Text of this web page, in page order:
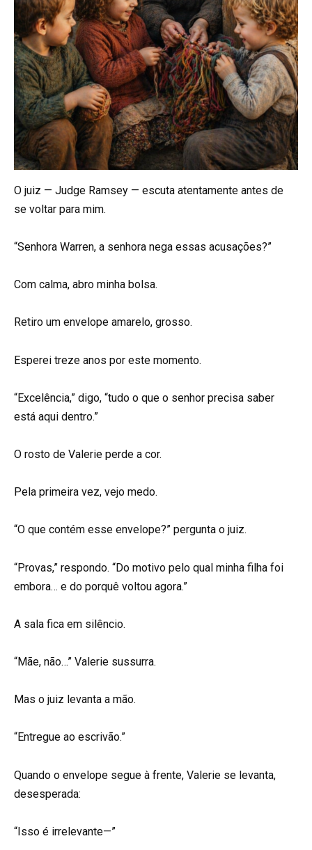
O juiz — Judge Ramsey — escuta atentamente antes de
se voltar para mim.
“Senhora Warren, a senhora nega essas acusações?”
Com calma, abro minha bolsa.
Retiro um envelope amarelo, grosso.
Esperei treze anos por este momento.
“Excelência,” digo, “tudo o que o senhor precisa saber
está aqui dentro.”
O rosto de Valerie perde a cor.
Pela primeira vez, vejo medo.
“O que contém esse envelope?” pergunta o juiz.
“Provas,” respondo. “Do motivo pelo qual minha filha foi
embora… e do porquê voltou agora.”
A sala fica em silêncio.
“Mãe, não…” Valerie sussurra.
Mas o juiz levanta a mão.
“Entregue ao escrivão.”
Quando o envelope segue à frente, Valerie se levanta,
desesperada:
“Isso é irrelevante—”